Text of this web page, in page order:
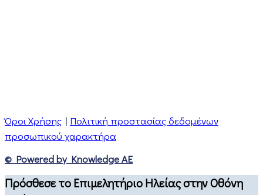
Όροι Χρήσης | Πολιτική προστασίας δεδομένων
προσωπικού χαρακτήρα
© Powered by Knowledge AE
Πρόσθεσε το Επιμελητήριο Ηλείας στην Οθόνη